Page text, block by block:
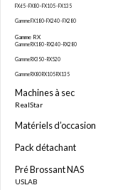
FX65 - FX80 - FX105 - FX135
Gamme FX180- FX240 - FX280
Gamme RX
Gamme RX180 - RX240 - RX280
Gamme RX350 - RX520
Gamme RX80 RX105 RX135
Machines à sec
RealStar
Matériels d’occasion
Pack détachant
Pré Brossant NAS
USLAB